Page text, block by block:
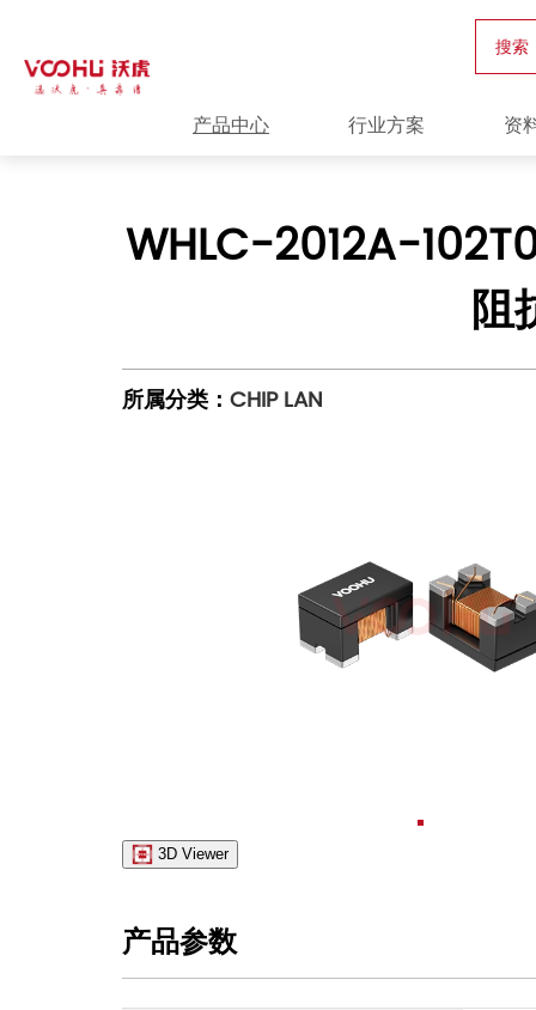
搜索
产品中心 行业方案 资
WHLC-2012A-
阻
所属分类： CHIP LAN
3D Viewer
产品参数